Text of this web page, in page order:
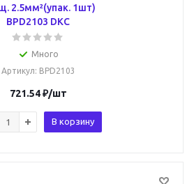
2.5мм²(упак. 1шт)
BPD2103 DKC
Много
Артикул: BPD2103
721.54₽/шт
В корзину